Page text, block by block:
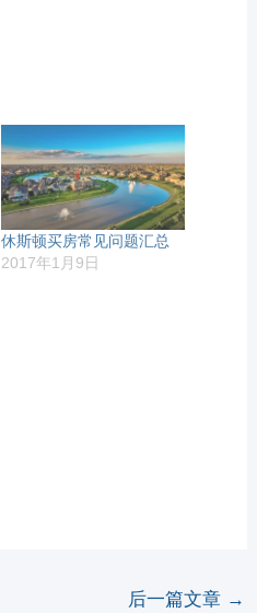
休斯顿买房常见问题汇总
2017年1月9日
后一篇文章 →